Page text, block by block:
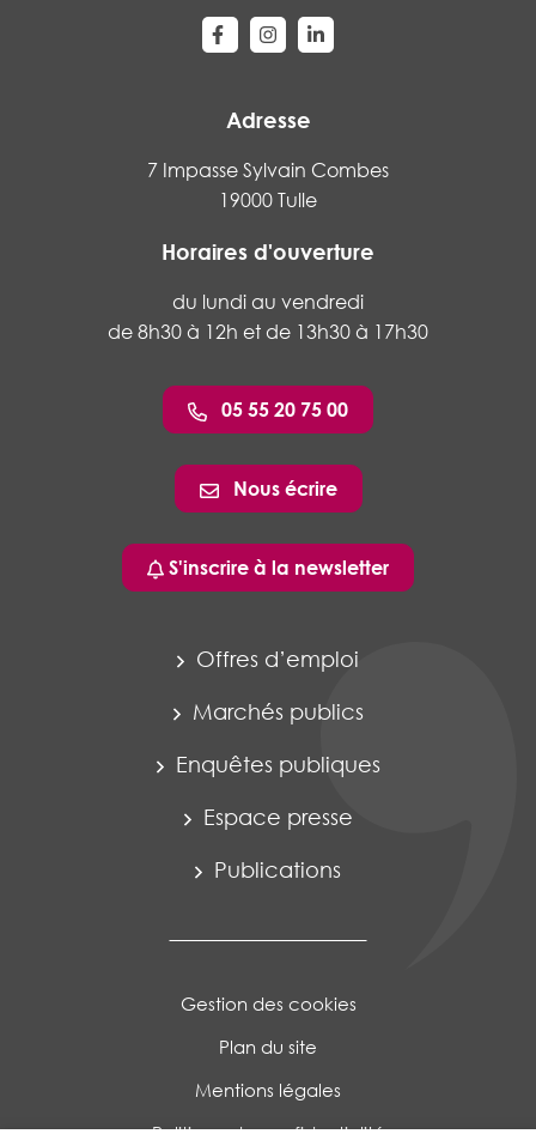
Lien vers le compte Facebook
Lien vers le compte Instagram
Lien vers le compte
Adresse
7 Impasse Sylvain Combes
19000 Tulle
Horaires d'ouverture
du lundi au vendredi
de 8h30 à 12h et de 13h30 à 17h30
05 55 20 75 00
Nous écrire
S'inscrire à la newsletter
Offres d’emploi
Marchés publics
Enquêtes publiques
Espace presse
Publications
Gestion des cookies
Plan du site
Mentions légales
Politique de confidentialité